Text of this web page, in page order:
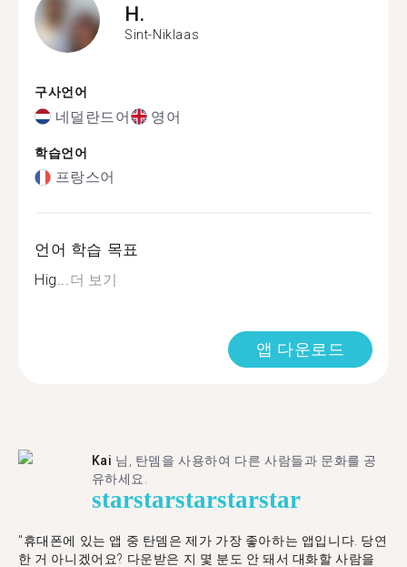
H.
Sint-Niklaas
구사언어
네덜란드어 영어
학습언어
프랑스어
언어 학습 목표
Hig...더 보기
앱 다운로드
Kai 님, 탄뎀을 사용하여 다른 사람들과 문화를 공
유하세요.
starstarstarstarstar
"휴대폰에 있는 앱 중 탄뎀은 제가 가장 좋아하는 앱입니다. 당연
한 거 아니겠어요? 다운받은 지 몇 분도 안 돼서 대화할 사람을